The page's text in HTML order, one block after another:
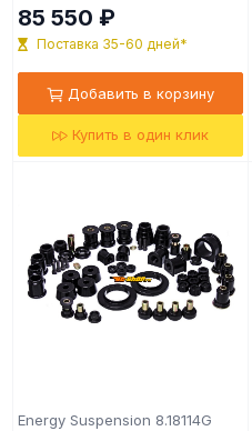
85 550 ₽
Поставка 35-60 дней*
Добавить в корзину
Купить в один клик
Energy Suspension 8.18114G